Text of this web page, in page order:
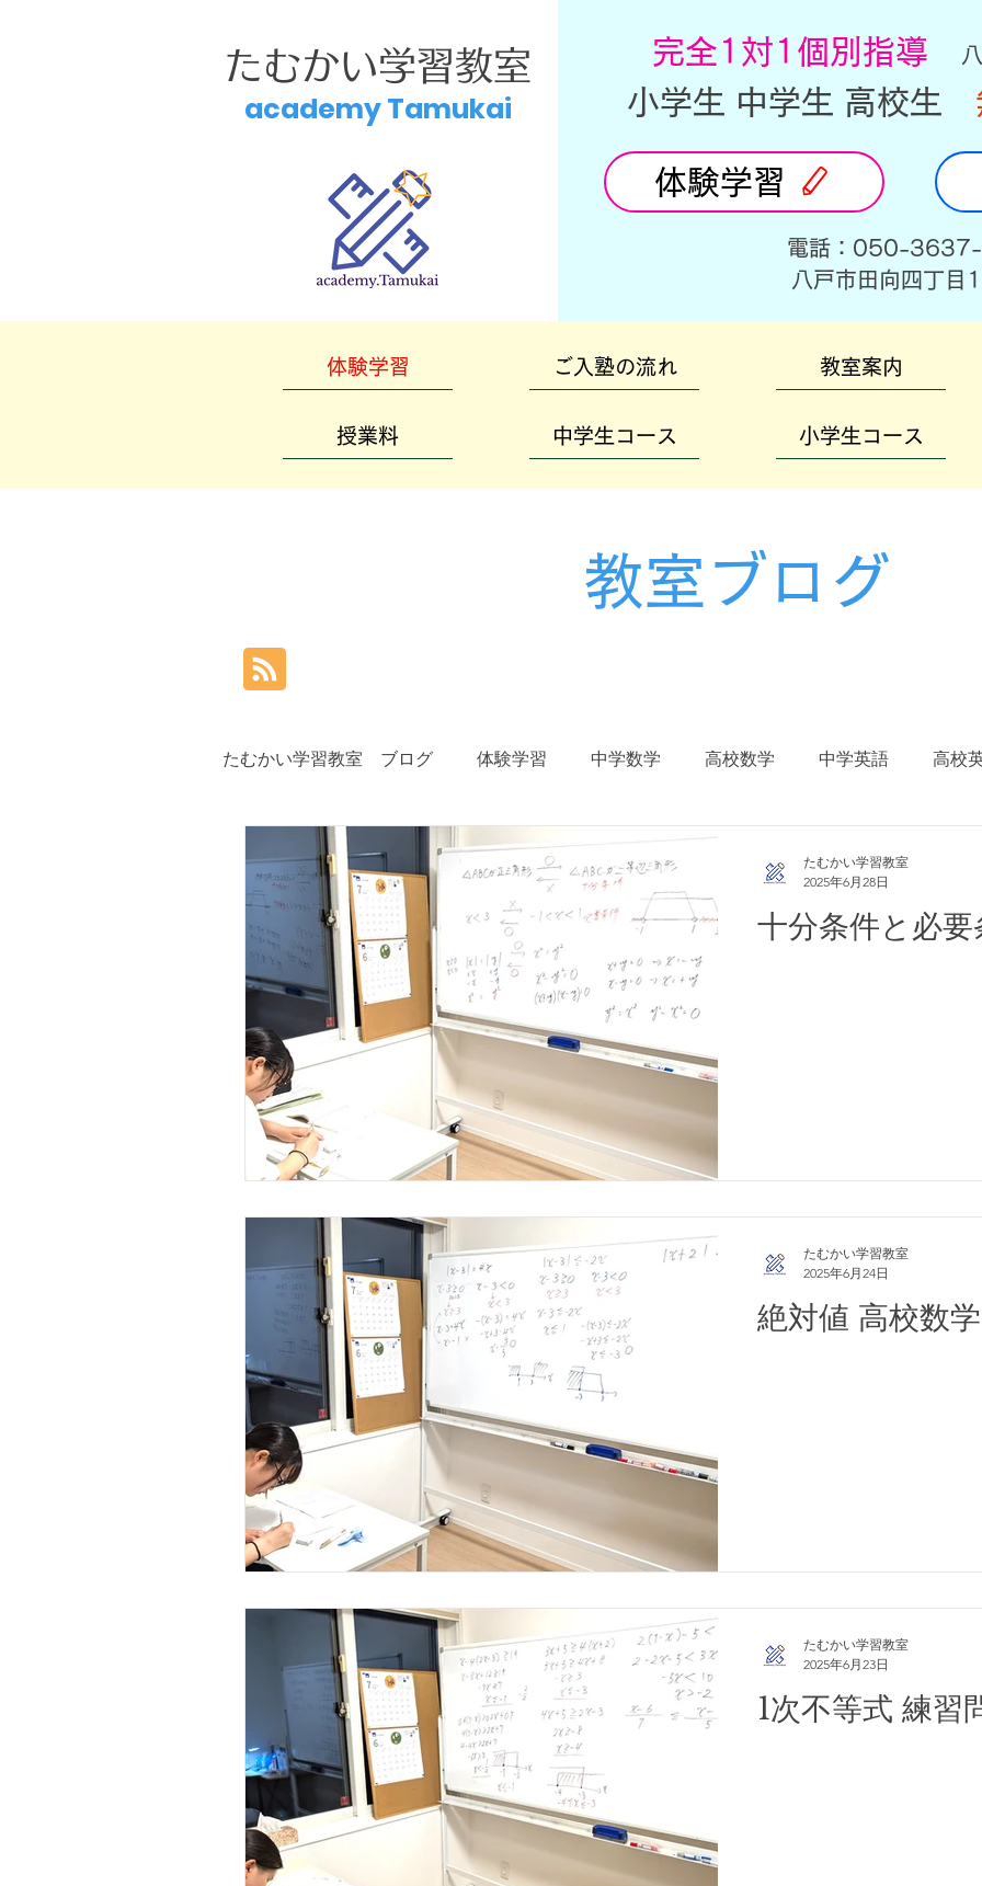
たむかい学習教室
academy Tamukai
​完全1対1個別指導
小学生 中学生 高校生
体験学習
電話：050-
八戸市田向四丁
体験学習
授業料
ご入塾の流れ
中学生コース
教室案内
小学生コース
教室ブログ
たむかい学習教室 ブログ 体験学習 中学数学 高校数学 中学英語 高校
中学生 高校生 中学入試 高校入試
夏期講習 秋期講習 冬期講習 春期講習 十分条件と必
たむかい学習教室
2025年6月28日
絶対値 高校数学
たむかい学習教室
2025年6月24日
1次不等式 練習
たむかい学習教室
2025年6月23日